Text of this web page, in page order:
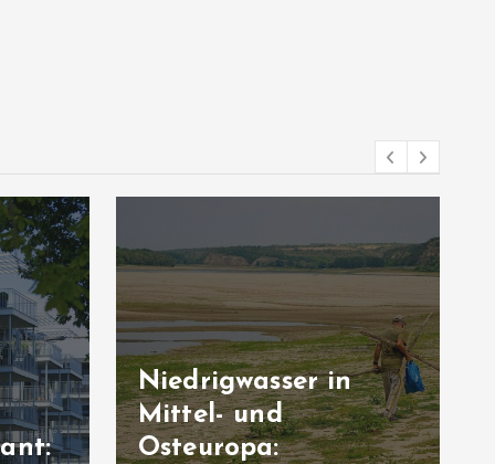
Niedrigwasser in
Mittel- und
Osteuropa: